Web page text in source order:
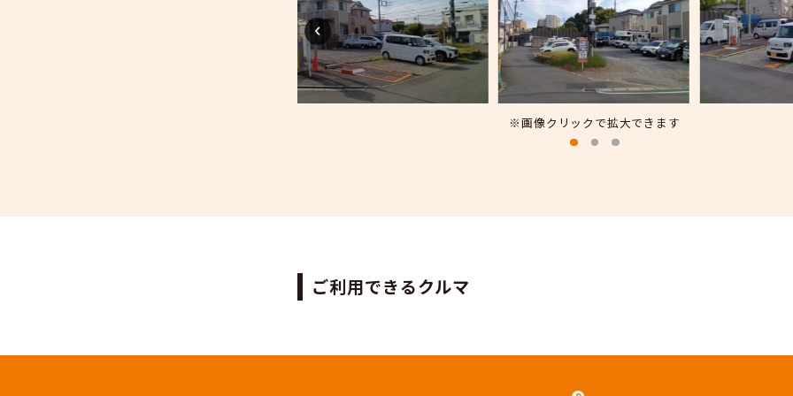
せていただきました。
これまで、当ステーションをご愛顧いただき、誠
にありがとうございました。
※画像クリックで拡大